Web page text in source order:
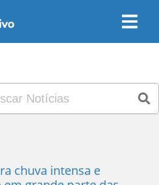
chuva intensa e